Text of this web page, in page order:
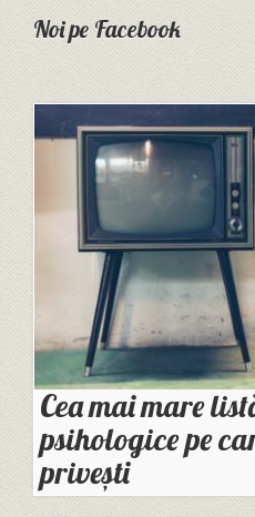
Noi pe Facebook
Cea mai mare
psihologice pe
privești